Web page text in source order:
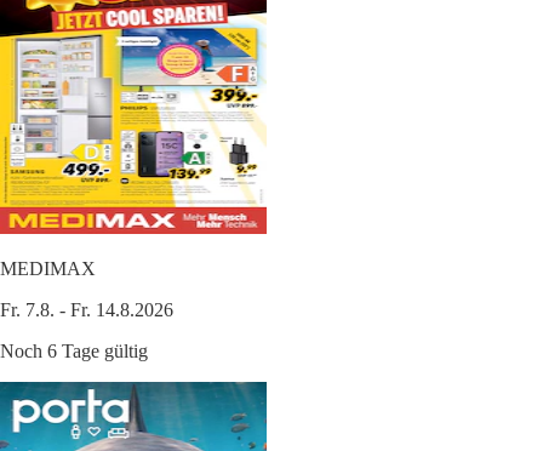
MEDIMAX
Fr. 7.8. - Fr. 14.8.2026
Noch 6 Tage gültig